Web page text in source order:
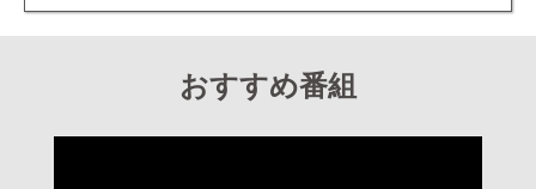
おすすめ番組